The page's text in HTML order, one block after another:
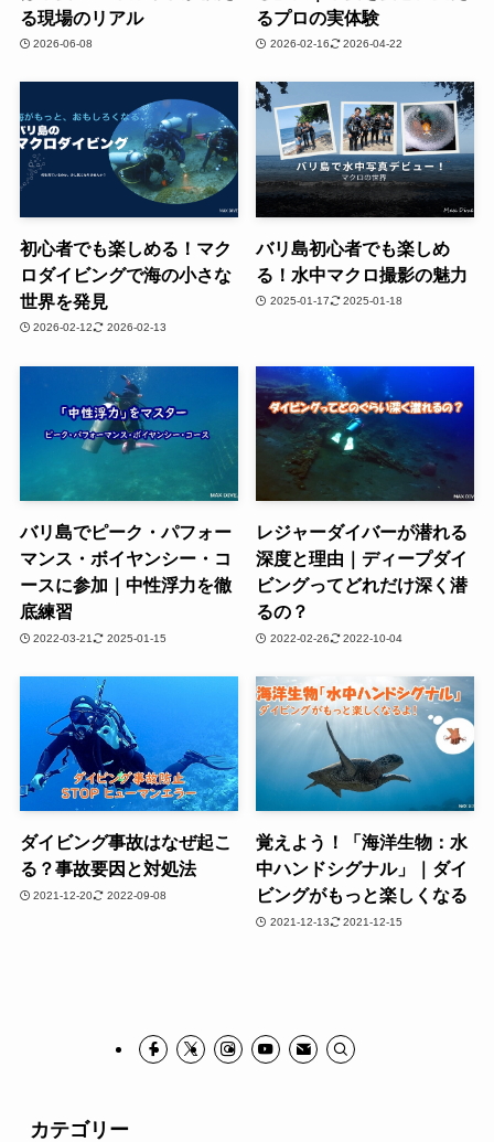
る現場のリアル
2026-06-08
るプロの実体験
2026-02-16 2026-04-22
初心者でも楽しめる！マク
ロダイビングで海の小さな
世界を発見
2026-02-12 2026-02-13
バリ島初心者でも楽しめ
る！水中マクロ撮影の魅力
2025-01-17 2025-01-18
バリ島でピーク・パフォー
マンス・ボイヤンシー・コ
ースに参加｜中性浮力を徹
底練習
2022-03-21 2025-01-15
レジャーダイバーが潜れる
深度と理由｜ディープダイ
ビングってどれだけ深く潜
るの？
2022-02-26 2022-10-04
ダイビング事故はなぜ起こ
る？事故要因と対処法
2021-12-20 2022-09-08
覚えよう！「海洋生物：水
中ハンドシグナル」｜ダイ
ビングがもっと楽しくなる
2021-12-13 2021-12-15
カテゴリー